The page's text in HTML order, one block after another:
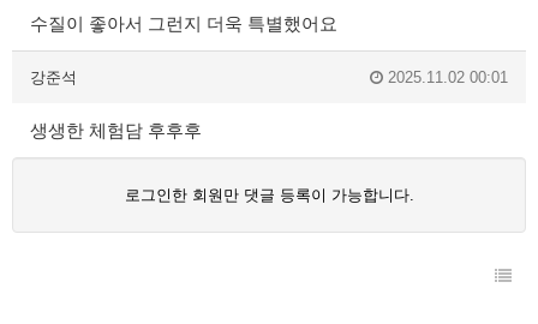
수질이 좋아서 그런지 더욱 특별했어요
강준석 2025.11.02 00:01
생생한 체험담 후후후
로그인한 회원만 댓글 등록이 가능합니다.